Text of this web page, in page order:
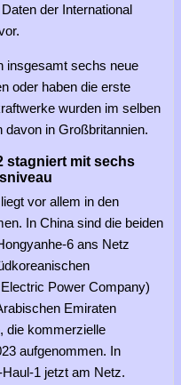
der International
insgesamt sechs neue
oder haben die erste
wurden im selben
in Großbritannien.
stagniert mit sechs
vor allem in den
In China sind die beiden
6 ans Netz
Power Company)
Emiraten
die kommerzielle
aufgenommen. In
1 jetzt am Netz.